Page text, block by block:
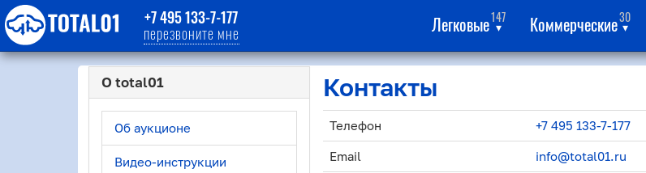
+7 495 133-7-177
перезвоните мне Легковые147
▾ Коммерческие30
▾
О total01
Об аукционе
Видео-инструкции
Контакты
Телефон +7 495 133-7-177
Email info@total01.ru